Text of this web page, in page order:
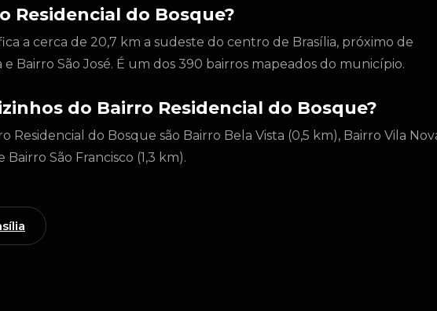
Residencial do Bosque?
a cerca de 20,7 km a sudeste do centro de Brasília, próximo de
e Bairro São José. É um dos 390 bairros mapeados do município.
do Bairro Residencial do Bosque?
Residencial do Bosque são Bairro Bela Vista (0,5 km), Bairro Vila
Bairro São Francisco (1,3 km).